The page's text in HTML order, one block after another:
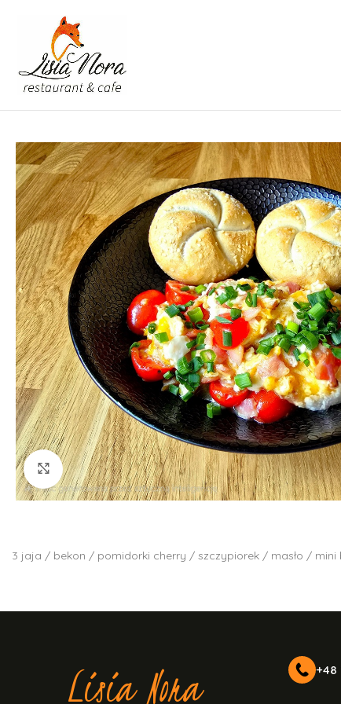
Kliknij aby powiększyć
3 jaja / bekon / pomidorki cherry / szczypiorek / masło / mini
Lisia Nora +48